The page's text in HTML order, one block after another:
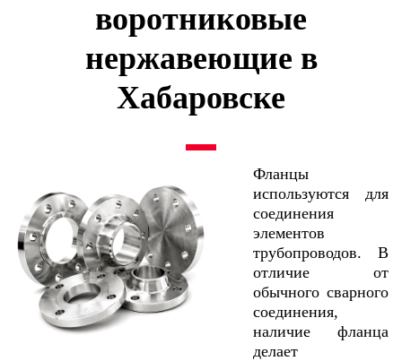
воротниковые
нержавеющие в
Хабаровске
Фланцы
используются для
соединения
элементов
трубопроводов. В
отличие от
обычного сварного
соединения,
наличие фланца
делает